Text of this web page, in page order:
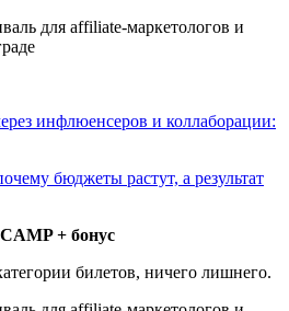
инфлюенсеров и коллаборации:
бюджеты растут, а результат
+ бонус
билетов, ничего лишнего.